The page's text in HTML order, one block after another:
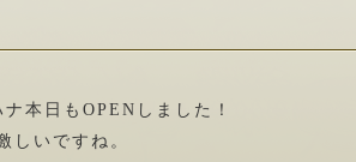
本日もOPENしました！
しいですね。